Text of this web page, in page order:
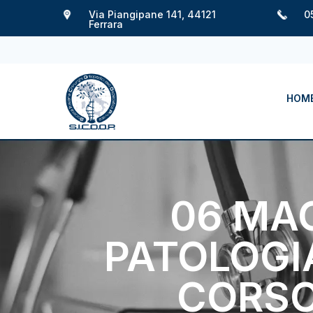
Via Piangipane 141, 44121
Ferrara
06